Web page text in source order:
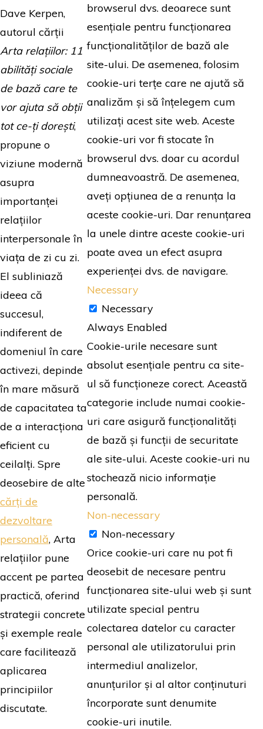
Dave Kerpen,
autorul cărții
Arta relațiilor: 11
abilități sociale
de bază care te
vor ajuta să obții
tot ce-ți dorești,
propune o
viziune modernă
asupra
importanței
relațiilor
interpersonale în
viața de zi cu zi.
El subliniază
ideea că
succesul,
indiferent de
domeniul în care
activezi, depinde
în mare măsură
de capacitatea ta
de a interacționa
eficient cu
ceilalți. Spre
deosebire de alte
cărți de
dezvoltare
personală, Arta
relațiilor pune
accent pe partea
practică, oferind
strategii concrete
și exemple reale
care facilitează
aplicarea
principiilor
discutate.
browserul dvs. deoarece sunt
esențiale pentru funcționarea
funcționalităților de bază ale
site-ului. De asemenea, folosim
cookie-uri terțe care ne ajută să
analizăm și să înțelegem cum
utilizați acest site web. Aceste
cookie-uri vor fi stocate în
browserul dvs. doar cu acordul
dumneavoastră. De asemenea,
aveți opțiunea de a renunța la
aceste cookie-uri. Dar renunțarea
la unele dintre aceste cookie-uri
poate avea un efect asupra
experienței dvs. de navigare.
Necessary
Necessary
Always Enabled
Cookie-urile necesare sunt
absolut esențiale pentru ca site-
ul să funcționeze corect. Această
categorie include numai cookie-
uri care asigură funcționalități
de bază și funcții de securitate
ale site-ului. Aceste cookie-uri nu
stochează nicio informație
personală.
Non-necessary
Non-necessary
Orice cookie-uri care nu pot fi
deosebit de necesare pentru
funcționarea site-ului web și sunt
utilizate special pentru
colectarea datelor cu caracter
personal ale utilizatorului prin
intermediul analizelor,
anunțurilor și al altor conținuturi
încorporate sunt denumite
cookie-uri inutile.